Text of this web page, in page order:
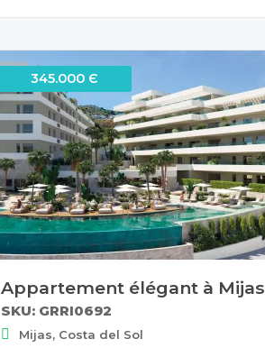
345.000 Є
Appartement élégant à Mijas
SKU: GRRI0692
Mijas, Costa del Sol